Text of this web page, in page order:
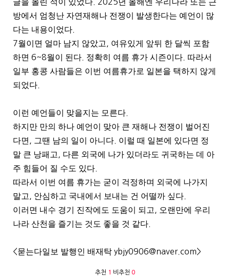
방에서 엄청난 자연재해나 전쟁이 발생한다는 예언이 많
다는 내용이었다
7월이면 얼마 남지 않았고
여유있게 앞뒤 한 달씩 포함
하면6~8월이 된다 정확히 여름 휴가 시즌이다 따라서
일부 홍콩 사람들은 이번 여름휴가로 일본을 택하지 않게
되었다
이런 예언들이 맞을지는 모른다
하지만 만의 하나 예언이 맞아 큰 재해나 전쟁이 벌어진
다면
그땐 남의 일이 아니다 이럴 때 일본에 있다면 정
말 큰 낭패고
다른 외국에 나가 있더라도 귀국하는 데 아
주 힘들어 질 수도 있다
따라서 이번 여름 휴가는 굳이 걱정하며 외국에 나가지
말고
안심하고 국내에서 보내는 건 어떨까 싶다
이러면 내수 경기 진작에도 도움이 되고
오랜만에 우리
나라 산천을 즐기는 것도 좋을 것 같다
<묻는다일보 발행인 배재탁ybjy0906@naver.com>
추천 1 비추천 0